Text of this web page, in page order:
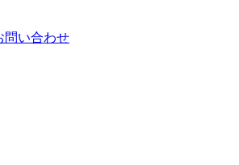
問い合わせ